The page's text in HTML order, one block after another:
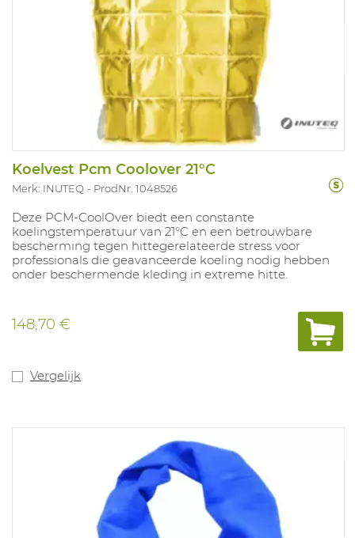
Koelvest Pcm Coolover 21°C
Merk: INUTEQ ProdNr. 1048526
Deze PCM‑CoolOver biedt een constante
koelingstemperatuur van 21°C en een betrouwbare
bescherming tegen hittegerelateerde stress voor
professionals die geavanceerde koeling nodig hebben
onder beschermende kleding in extreme hitte.
148,70 €
Vergelijk